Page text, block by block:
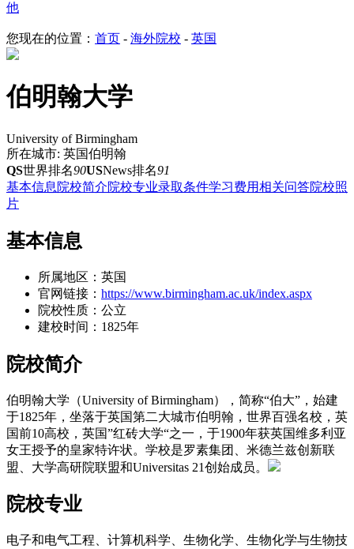
他
您现在的位置： 首页 - 海外院校 - 英国
伯明翰大学
University of Birmingham
所在城市: 英国伯明翰
QS世界排名90USNews排名91
基本信息 院校简介院校专业录取条件学习费用相关问答院校照
片
基本信息
所属地区： 英国
官网链接： https://www.birmingham.ac.uk/index.aspx
院校性质： 公立
建校时间： 1825年
院校简介
伯明翰大学（University of Birmingham），简称“伯大”，始建
于1825年，坐落于英国第二大城市伯明翰，世界百强名校，英
国前10高校，英国”红砖大学“之一，于1900年获英国维多利亚
女王授予的皇家特许状。学校是罗素集团、米德兰兹创新联
盟、大学高研院联盟和Universitas 21创始成员。
院校专业
电子和电气工程、计算机科学、生物化学、生物化学与生物技